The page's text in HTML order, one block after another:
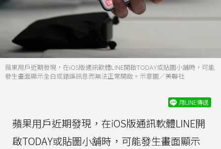
蘋果用戶近期發現，在iOS版通訊軟體LINE開啟TODAY或貼圖小舖時，可能
發生畫面顯示全白或錯誤訊息而無法正常開啟。示意圖／美聯社
用LINE傳送
蘋果用戶近期發現，在iOS版通訊軟體LINE開
啟TODAY或貼圖小舖時，可能發生畫面顯示